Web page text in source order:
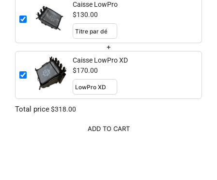
Caisse LowPro
$130.00
+
Caisse LowPro XD
$170.00
Total price$318.00
ADD TO CART